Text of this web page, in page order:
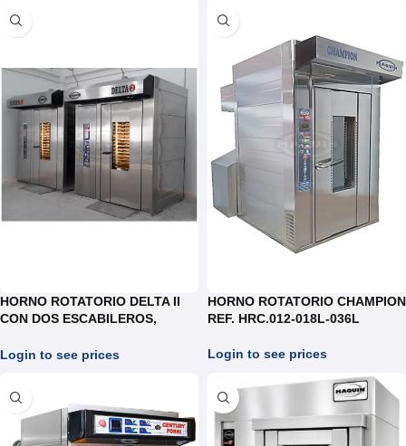
HORNO ROTATORIO DELTA II
CON DOS ESCABILEROS,
REF.HRDII 12-14-18-36-40
Login to see prices
HORNO ROTATORIO CHAMPION
REF. HRC.012-018L-036L
Login to see prices